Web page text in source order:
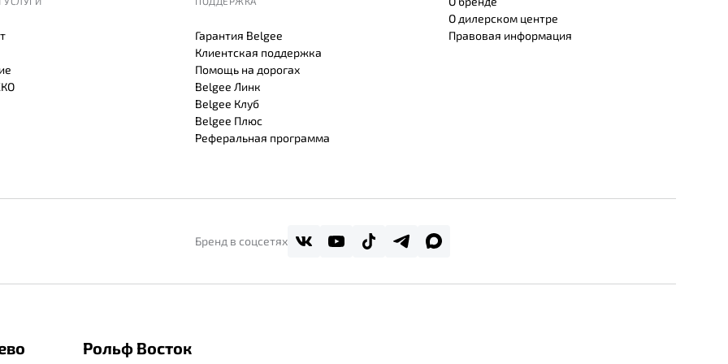
Гарантия Belgee
Клиентская поддержка
Помощь на дорогах
Belgee Линк
Belgee Клуб
Belgee Плюс
Реферальная программа
О дилерском центре
Правовая информация
Бренд в соцсетях
Рольф Восток